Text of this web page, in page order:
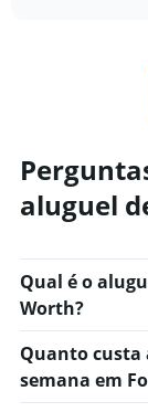
has
1
Y
displaying
values.
Range:
0
to
14.
aluguel
Qual é o
Worth?
Quanto custa
semana em